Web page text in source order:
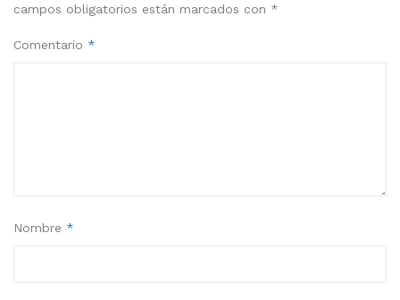
campos obligatorios están marcados con *
Comentario *
Nombre *